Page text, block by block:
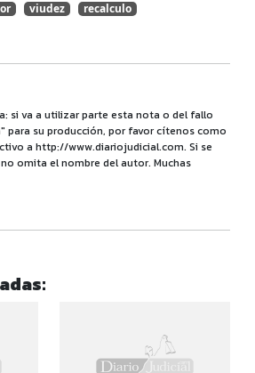
viudez recalculo
si va a utilizar parte esta nota o del fallo
para su producción, por favor cítenos como
a http://www.diariojudicial.com. Si se
omita el nombre del autor. Muchas